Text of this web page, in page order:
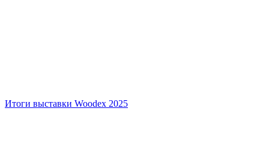
Итоги выставки Woodex 2025